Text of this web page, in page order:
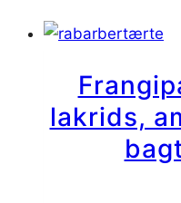
lakrids,